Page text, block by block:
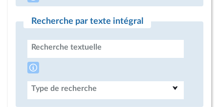
Recherche par texte intégral
Recherche textuelle
Type de recherche